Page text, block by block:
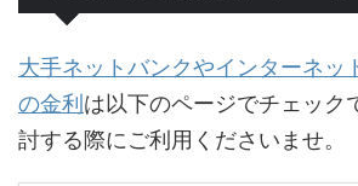
大手ネットバンクやインターネッ
の金利 は以下のページでチェック
討する際にご利用くださいませ。